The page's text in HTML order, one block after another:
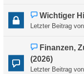
Wichtiger
Letzter Beitrag von
Finanzen,
(2026)
Letzter Beitrag von